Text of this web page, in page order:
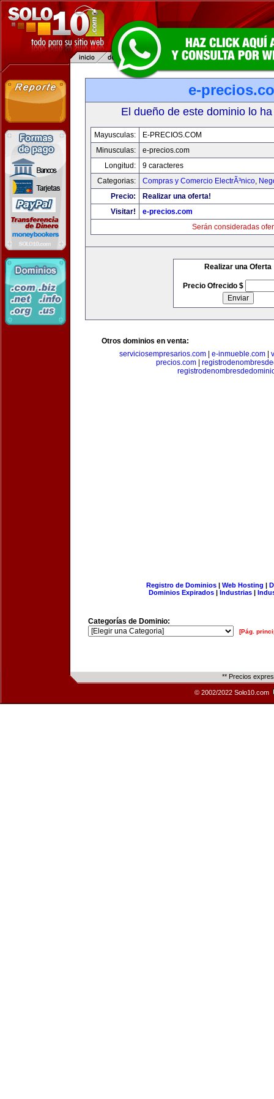
e-
El dueño de este dominio lo
Mayusculas:
E-PRECIOS.COM
Minusculas:
e-precios.com
Longitud:
9 caracteres
Categorias:
Compras y Comercio ElectrÃ³nico,
Precio:
Realizar una oferta!
Visitar!
e-precios.com
Serán consideradas
Realizar una Oferta
Precio Ofrecido $
Otros dominios en venta:
serviciosempresarios.com| e-inmueble.com|
precios.com
Registro de Dominios| Web Hosting |
Dominios Expirados | Industrias |
Categorías de Dominio:
[Pág.
** Precios
© 2002/2022 Solo10.com